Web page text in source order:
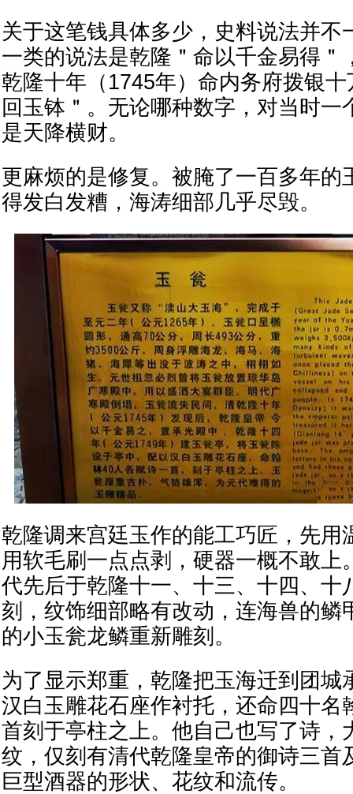
关于这笔钱具体多少，史料说法并
一类的说法是乾隆＂命以千金易得＂
乾隆十年（1745年）命内务府拨银
回玉钵＂。无论哪种数字，对当时一
是天降横财。
更麻烦的是修复。被腌了一百多年的
得发白发糟，海涛细部几乎尽毁。
乾隆调来宫廷玉作的能工巧匠，先用
用软毛刷一点点剥，硬器一概不敢上
代先后于乾隆十一、十三、十四、十
刻，纹饰细部略有改动，连海兽的鳞
的小玉瓮龙鳞重新雕刻。
为了显示郑重，乾隆把玉海迁到团城
汉白玉雕花石座作衬托，还命四十名
首刻于亭柱之上。他自己也写了诗，
纹，仅刻有清代乾隆皇帝的御诗三首
巨型酒器的形状、花纹和流传。